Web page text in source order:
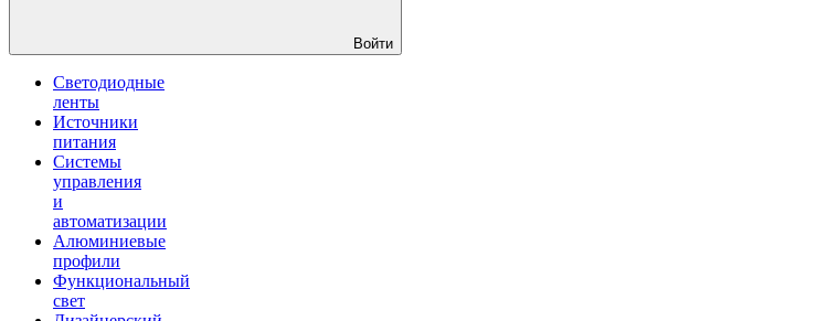
Войти
Светодиодные
ленты
Источники
питания
Системы
управления
и
автоматизации
Алюминиевые
профили
Функциональный
свет